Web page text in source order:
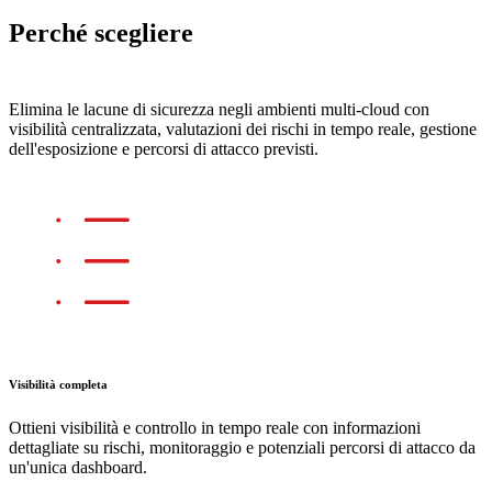
Perché scegliere
Elimina le lacune di sicurezza negli ambienti multi-cloud con
visibilità centralizzata, valutazioni dei rischi in tempo reale, gestione
dell'esposizione e percorsi di attacco previsti.
Visibilità completa
Ottieni visibilità e controllo in tempo reale con informazioni
dettagliate su rischi, monitoraggio e potenziali percorsi di attacco da
un'unica dashboard.